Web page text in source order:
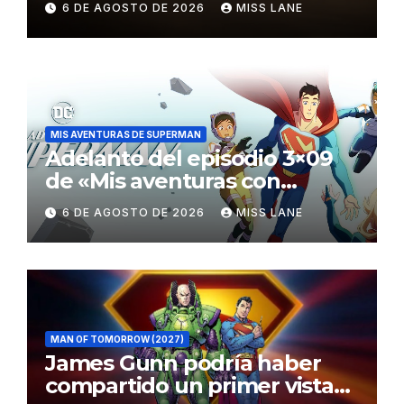
6 DE AGOSTO DE 2026 MISS LANE
MIS AVENTURAS DE SUPERMAN
Adelanto del episodio 3×09
de «Mis aventuras con
Superman»
6 DE AGOSTO DE 2026 MISS LANE
MAN OF TOMORROW (2027)
James Gunn podría haber
compartido un primer vistazo